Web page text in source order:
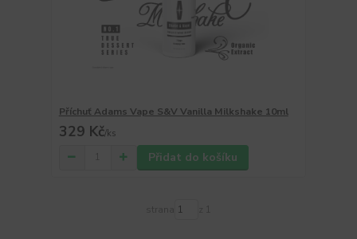
Příchuť Adams Vape S&V Vanilla Milkshake 10ml
329 Kč/ks
Přidat do košíku